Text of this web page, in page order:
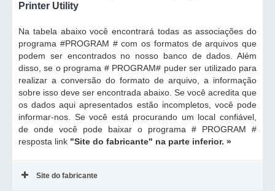
Printer Utility
Na tabela abaixo você encontrará todas as associações do
programa #PROGRAM # com os formatos de arquivos que
podem ser encontrados no nosso banco de dados. Além
disso, se o programa # PROGRAM# puder ser utilizado para
realizar a conversão do formato de arquivo, a informação
sobre isso deve ser encontrada abaixo. Se você acredita que
os dados aqui apresentados estão incompletos, você pode
informar-nos. Se você está procurando um local confiável,
de onde você pode baixar o programa # PROGRAM #
resposta link "Site do fabricante" na parte inferior. »
Site do fabricante